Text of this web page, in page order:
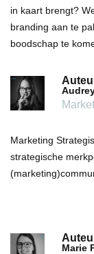
in kaart brengt?
branding aan te
boodschap te
Marketing
strategische
Marie